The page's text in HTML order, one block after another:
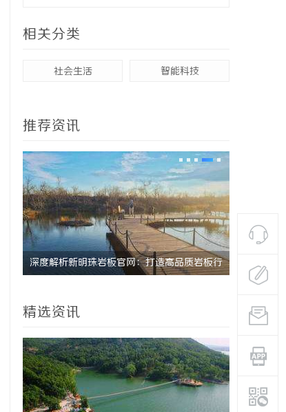
相关分类
社会生活 智能科技
推荐资讯
深度解析新明珠岩板官网：打造高品质岩板行 激光跟踪
精选资讯